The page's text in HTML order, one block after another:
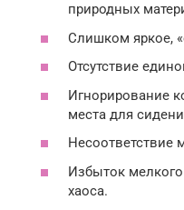
природных
Слишком яркое,
Отсутствие
Игнорирование
места для
Избыток
хаоса.